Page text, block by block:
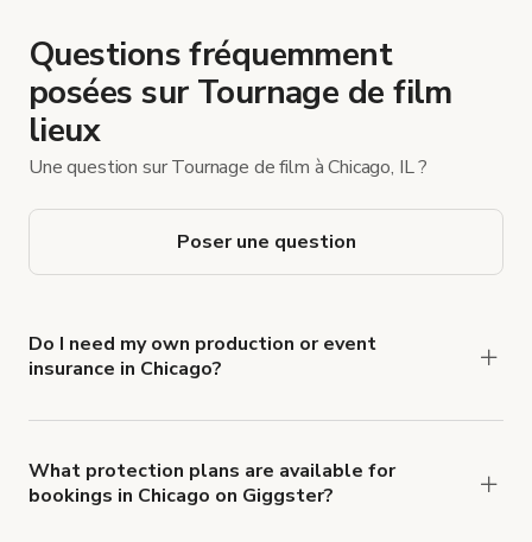
Questions fréquemment
posées sur Tournage de film
lieux
Une question sur Tournage de film à Chicago, IL ?
Poser une question
Do I need my own production or event
insurance in Chicago?
insurance with liability coverage of no less than
$1,000,000.
What protection plans are available for
bookings in Chicago on Giggster?